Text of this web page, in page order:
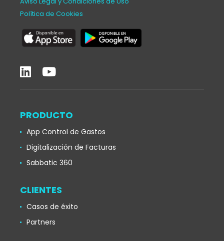
Política de Cookies
PRODUCTO
App Control de Gastos
Digitalización de Facturas
Sabbatic 360
CLIENTES
Casos de éxito
Partners